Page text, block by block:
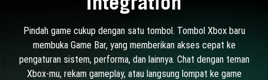
Pindah game cukup dengan satu tombol. Tombol Xbox baru
membuka Game Bar, yang memberikan akses cepat ke
pengaturan sistem, performa, dan lainnya. Chat dengan teman
Xbox-mu, rekam gameplay, atau langsung lompat ke game